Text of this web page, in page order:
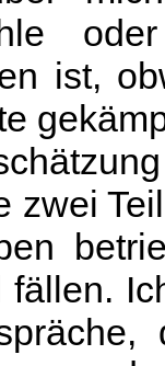
ist,
zwei